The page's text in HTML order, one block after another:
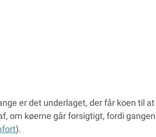
er det underlaget, der får koen til
om køerne går forsigtigt, fordi
).